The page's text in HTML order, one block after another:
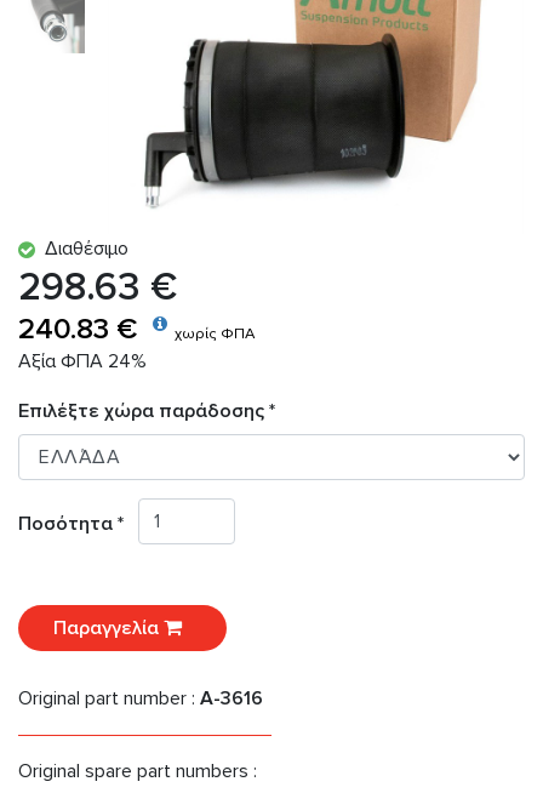
Διαθέσιμο
298.63 €
240.83 € χωρίς ΦΠΑ
Αξία ΦΠΑ 24%
Επιλέξτε χώρα παράδοσης *
Ποσότητα *
Παραγγελία
Original part number : A-3616
Original spare part numbers :